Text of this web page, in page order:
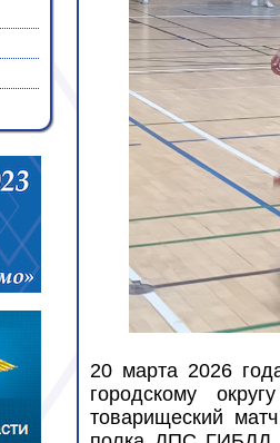
20 марта 2026
городскому
товарищеский